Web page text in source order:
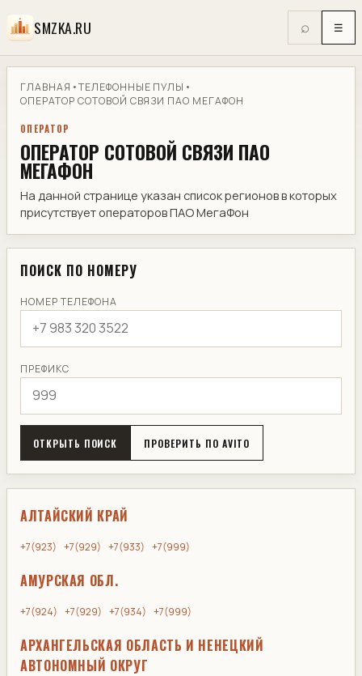
SMZKA.RU ⌕ ☰
ГЛАВНАЯ •ТЕЛЕФОННЫЕ ПУЛЫ •
ОПЕРАТОР СОТОВОЙ СВЯЗИ ПАО МЕГАФОН
ОПЕРАТОР
ОПЕРАТОР СОТОВОЙ СВЯЗИ ПАО
МЕГАФОН
На данной странице указан список регионов в которых
присутствует операторов ПАО МегаФон
ПОИСК ПО НОМЕРУ
НОМЕР ТЕЛЕФОНА
ПРЕФИКС
ОТКРЫТЬ ПОИСК ПРОВЕРИТЬ ПО AVITO
АЛТАЙСКИЙ КРАЙ
+7(923) +7(929) +7(933) +7(999)
АМУРСКАЯ ОБЛ.
+7(924) +7(929) +7(934) +7(999)
АРХАНГЕЛЬСКАЯ ОБЛАСТЬ И НЕНЕЦКИЙ
АВТОНОМНЫЙ ОКРУГ